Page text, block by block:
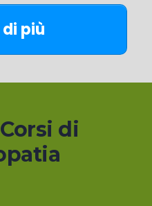
più
di